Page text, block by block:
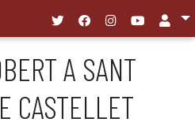
A SANT
CASTELLET